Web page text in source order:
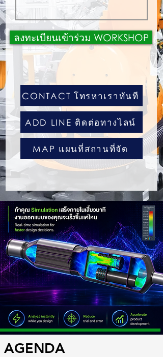
ลงทะเบียนเข้าร่วม WORKSHOP
CONTACT โทรหาเราทันที
ADD LINE ติดต่อทางไลน์
MAP แผนที่สถานที่จัด
AGENDA